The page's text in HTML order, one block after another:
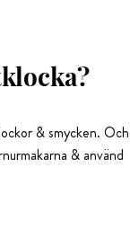
& smycken. Och
& använd